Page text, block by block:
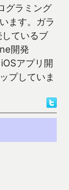
グラミング
ます。ガラ
ているブ
開発
アプリ開
プしていま